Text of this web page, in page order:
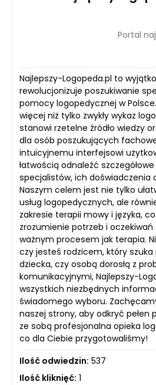
Portal
Najlepszy-Logopeda.pl to
rewolucjonizuje poszukiwanie
pomocy logopedycznej w
więcej niż tylko zwykły wykaz
stanowi rzetelne źródło wiedzy
dla osób poszukujących
intuicyjnemu interfejsowi
łatwością odnaleźć
specjalistów, ich doświadczenia
Naszym celem jest nie tylko
usług logopedycznych, ale
zakresie terapii mowy i języka,
zrozumienie potrzeb i
ważnym procesem jak terapia.
czy jesteś rodzicem, który
dziecka, czy osobą dorosłą z
komunikacyjnymi, Najlepszy-
wszystkich niezbędnych
świadomego wyboru.
naszej strony, aby odkryć pełen
ze sobą profesjonalna opieka
co dla Ciebie przygotowaliśmy!
Ilość odwiedzin: 537
Ilość kliknięć: 1